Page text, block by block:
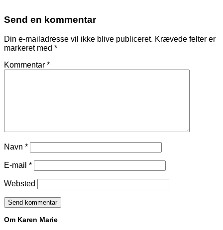
Send en kommentar
Din e-mailadresse vil ikke blive publiceret. Krævede felter er
markeret med *
Kommentar *
Navn *
E-mail *
Websted
Om Karen Marie